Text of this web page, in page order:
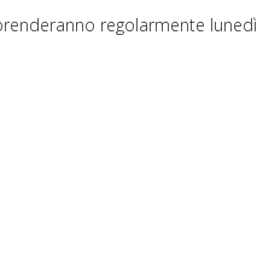
regolarmente lunedì